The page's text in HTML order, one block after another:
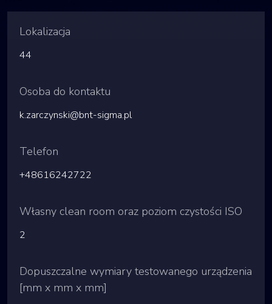
Lokalizacja
44
Osoba do kontaktu
k.zarczynski@bnt-sigma.pl
Telefon
+48616242722
Własny clean room oraz poziom czystości ISO
2
Dopuszczalne wymiary testowanego urządzenia
[mm x mm x mm]